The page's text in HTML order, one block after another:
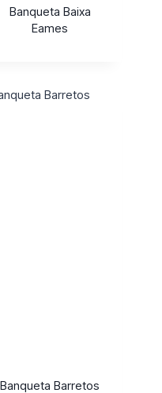
Banqueta Baixa
Eames
Banqueta Barretos